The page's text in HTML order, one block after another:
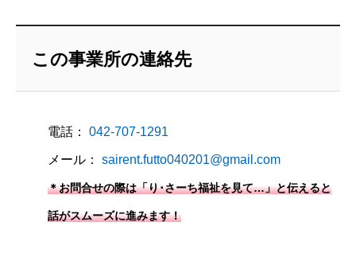
この事業所の連絡先
電話： 042-707-1291
メール： sairent.futto040201@gmail.com
＊お問合せの際は「り･さーち福祉を見て…」と伝えると
話がスムーズに進みます！